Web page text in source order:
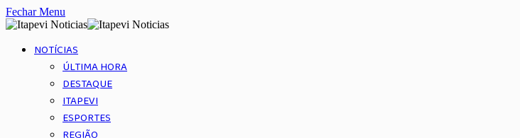
Fechar Menu
NOTÍCIAS
ÚLTIMA HORA
DESTAQUE
ITAPEVI
ESPORTES